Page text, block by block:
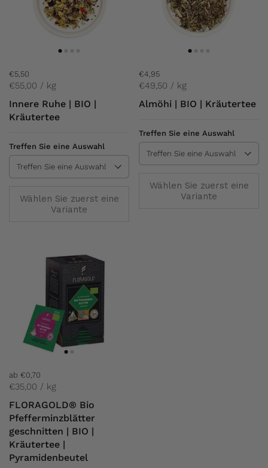
€5,50
€55,00 / kg
Innere Ruhe | BIO |
Kräutertee
Treffen Sie eine Auswahl
Wählen Sie zuerst eine
Variante
€4,95
€49,50 / kg
Almöhi | BIO | Kräutertee
Treffen Sie eine Auswahl
Wählen Sie zuerst eine
Variante
ab €0,70
€35,00 / kg
FLORAGOLD® Bio
Pfefferminzblätter
geschnitten | BIO |
Kräutertee |
Pyramidenbeutel